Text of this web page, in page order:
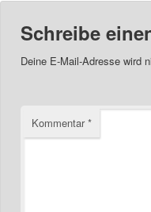
Schreibe
Deine E-Mail-Adresse wird
Kommentar*